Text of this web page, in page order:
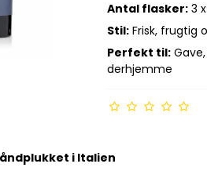
Antal flasker: 3
Stil: Frisk, frugtig
Perfekt til:
derhjemme
i Italien